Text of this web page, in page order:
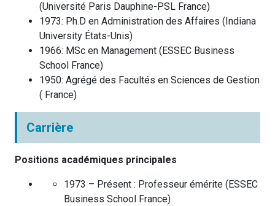
(Université Paris Dauphine-PSL France)
1973: Ph.D en Administration des Affaires ( Indiana
University États-Unis)
1966: MSc en Management ( ESSEC Business
School France)
1950: Agrégé des Facultés en Sciences de Gestion
( France)
Carrière
Positions académiques principales
1973 – Présent : Professeur émérite ( ESSEC
Business School France)